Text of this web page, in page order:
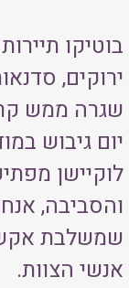
בוטיקו
ירוקים,
שגרה ממש
יום גיבוש
לוקיישן
והסביבה,
שמשלבת
אנשי הצוות.